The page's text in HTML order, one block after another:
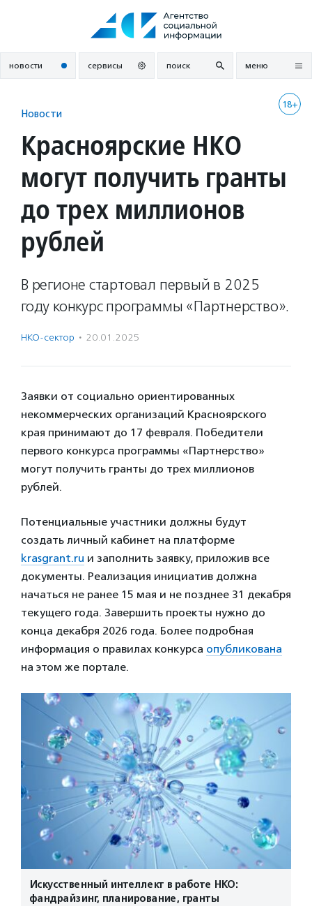
новости сервисы поиск меню
18+
Новости
Красноярские НКО
могут получить гранты
до трех миллионов
рублей
В регионе стартовал первый в 2025
году конкурс программы «Партнерство».
НКО-сектор · 20.01.2025
Заявки от социально ориентированных
некоммерческих организаций Красноярского
края принимают до 17 февраля. Победители
первого конкурса программы «Партнерство»
могут получить гранты до трех миллионов
рублей.
Потенциальные участники должны будут
создать личный кабинет на платформе
krasgrant.ru и заполнить заявку, приложив все
документы. Реализация инициатив должна
начаться не ранее 15 мая и не позднее 31 декабря
текущего года. Завершить проекты нужно до
конца декабря 2026 года. Более подробная
информация о правилах конкурса опубликована
на этом же портале.
Искусственный интеллект в работе НКО:
фандрайзинг, планирование, гранты